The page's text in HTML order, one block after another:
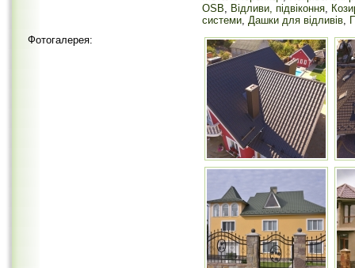
OSB, Відливи, підвіконня,
системи, Дашки для відливів,
Фотогалерея: